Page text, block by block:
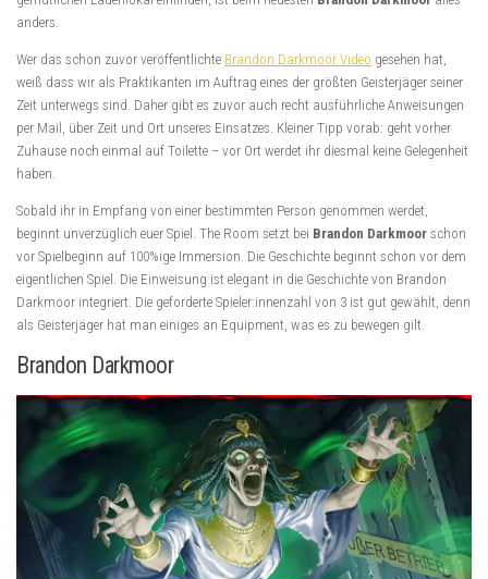
anders.
Wer das schon zuvor veröffentlichte Brandon Darkmoor Video gesehen hat,
weiß dass wir als Praktikanten im Auftrag eines der größten Geisterjäger seiner
Zeit unterwegs sind. Daher gibt es zuvor auch recht ausführliche Anweisungen
per Mail, über Zeit und Ort unseres Einsatzes. Kleiner Tipp vorab: geht vorher
Zuhause noch einmal auf Toilette – vor Ort werdet ihr diesmal keine Gelegenheit
haben.
Sobald ihr in Empfang von einer bestimmten Person genommen werdet,
beginnt unverzüglich euer Spiel. The Room setzt bei Brandon Darkmoor schon
vor Spielbeginn auf 100%ige Immersion. Die Geschichte beginnt schon vor dem
eigentlichen Spiel. Die Einweisung ist elegant in die Geschichte von Brandon
Darkmoor integriert. Die geforderte Spieler:innenzahl von 3 ist gut gewählt, denn
als Geisterjäger hat man einiges an Equipment, was es zu bewegen gilt.
Brandon Darkmoor